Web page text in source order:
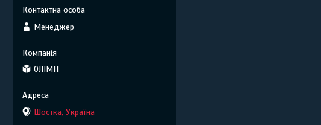
Менеджер
ОЛІМП
Шостка, Україна